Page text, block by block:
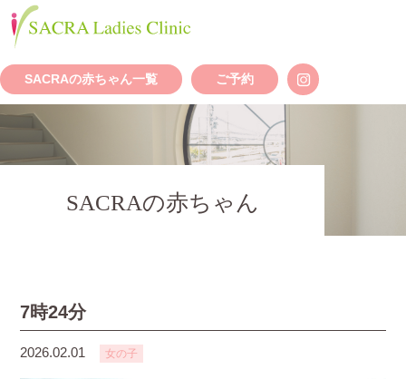
SACRAの赤ちゃん一覧 ご予約
SACRAの赤ちゃん
7時24分
2026.02.01 女の子